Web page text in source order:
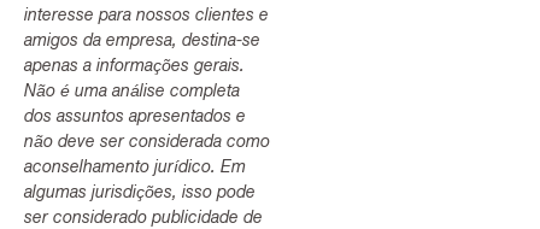
interesse para nossos clientes e
amigos da empresa, destina-se
apenas a informações gerais.
Não é uma análise completa
dos assuntos apresentados e
não deve ser considerada como
aconselhamento jurídico. Em
algumas jurisdições, isso pode
ser considerado publicidade de